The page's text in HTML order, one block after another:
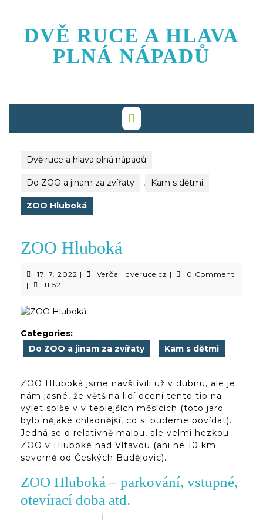
content
DVĚ RUCE A HLAVA
PLNÁ NÁPADŮ
Dvě ruce a hlava plná nápadů
Do ZOO a jinam za zvířaty , Kam s dětmi
ZOO Hluboká
ZOO Hluboká
17. 7. 2022 17.| Verča | dveruce.cz Verča
|
0 Comment
|
11:52
Categories:
Do ZOO a jinam za zvířaty
Kam s dětmi
ZOO Hluboká jsme navštívili už v dubnu, ale je
nám jasné, že většina lidí ocení tento tip na
výlet spíše v v teplejších měsících (toto jaro
bylo nějaké chladnější, co si budeme povídat).
Jedná se o relativně malou, ale velmi hezkou
ZOO v Hluboké nad Vltavou (ani ne 10 km
severně od Českých Budějovic).
ZOO Hluboká – parkování, vstupné,
otevírací doba atd.